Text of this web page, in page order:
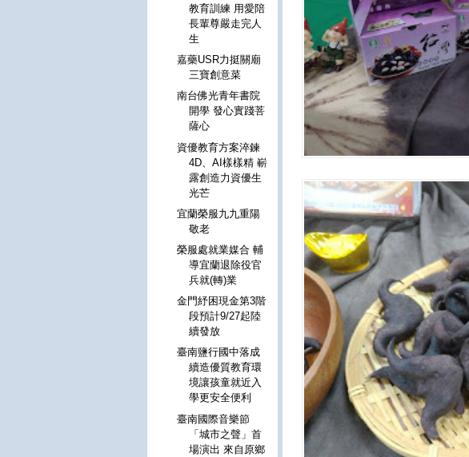
教育訓練 用愛陪
長輩尊嚴走完人
生
嘉藥USR力挺關廟
三寶創意菜
南台佛光青年書院
開學 發心實踐菩
薩心
資優教育方案淬鍊
4D、AI樣樣精 嶄
露創造力資優生
光芒
宜蘭榮服九九重陽
敬老
榮服處就業媒合 輔
導宜蘭退除役官
兵就(轉)業
金門紓困現金第3階
段預計9/27起陸
續發放
臺南鹽行國中落成
續造優質教育環
境讓孩童就近入
學更安全便利
臺南國際音樂節
「城市之聲」首
場演出 來自原鄉